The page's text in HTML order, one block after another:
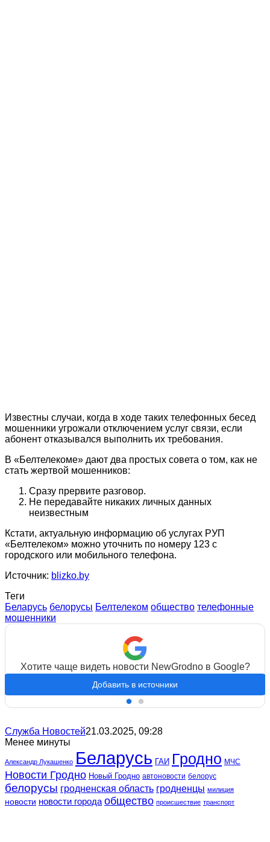
Известны случаи, когда в ходе таких телефонных бесед
мошенники угрожали отключением услуг связи, если
абонент отказывался выполнить их требования.
В «Белтелекоме» дают два простых совета о том, как не
стать жертвой мошенников:
Сразу прервите разговор.
Не передавайте никаких личных данных
неизвестным
Кстати, актуальную информацию об услугах РУП
«Белтелеком» можно уточнить по номеру 123 с
городского или мобильного телефона.
Источник: blizko.by
Теги
Беларусь белорусы Белтелеком общество телефонные
мошенники
Хотите чаще видеть новости NewGrodno в Google?
Добавить в источники
Служба Новостей21.03.2025, 09:28
Менее минуты
Александр Лукашенко Беларусь ГАИ Гродно МЧС
Новости Гродно Новый Гродно автоновости белорус
белорусы гродненская область гродненцы милиция
новости новости города общество происшествие транспорт